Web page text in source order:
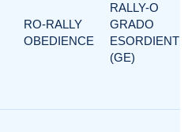
RO-RALLY
OBEDIENCE
RALLY-O
GRADO
ESORDIENTI
(GE)